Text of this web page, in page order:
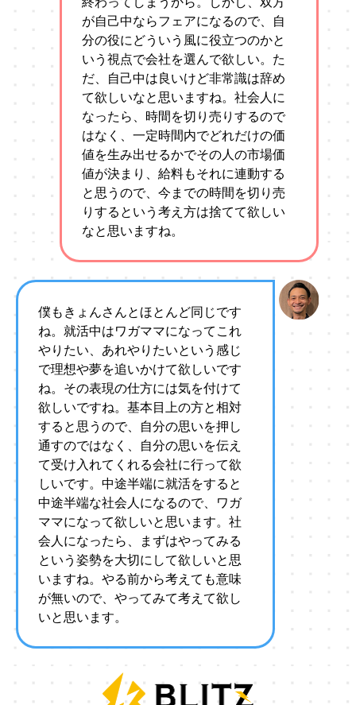
が自己中ならフェアになるので、自
分の役にどういう風に役立つのかと
いう視点で会社を選んで欲しい。た
だ、自己中は良いけど非常識は辞め
て欲しいなと思いますね。社会人に
なったら、時間を切り売りするので
はなく、一定時間内でどれだけの価
値を生み出せるかでその人の市場価
値が決まり、給料もそれに連動する
と思うので、今までの時間を切り売
りするという考え方は捨てて欲しい
なと思いますね。
僕もきょんさんとほとんど同じです
ね。就活中はワガママになってこれ
やりたい、あれやりたいという感じ
で理想や夢を追いかけて欲しいです
ね。その表現の仕方には気を付けて
欲しいですね。基本目上の方と相対
すると思うので、自分の思いを押し
通すのではなく、自分の思いを伝え
て受け入れてくれる会社に行って欲
しいです。中途半端に就活をすると
中途半端な社会人になるので、ワガ
ママになって欲しいと思います。社
会人になったら、まずはやってみる
という姿勢を大切にして欲しいと思
いますね。やる前から考えても意味
が無いので、やってみて考えて欲し
いと思います。